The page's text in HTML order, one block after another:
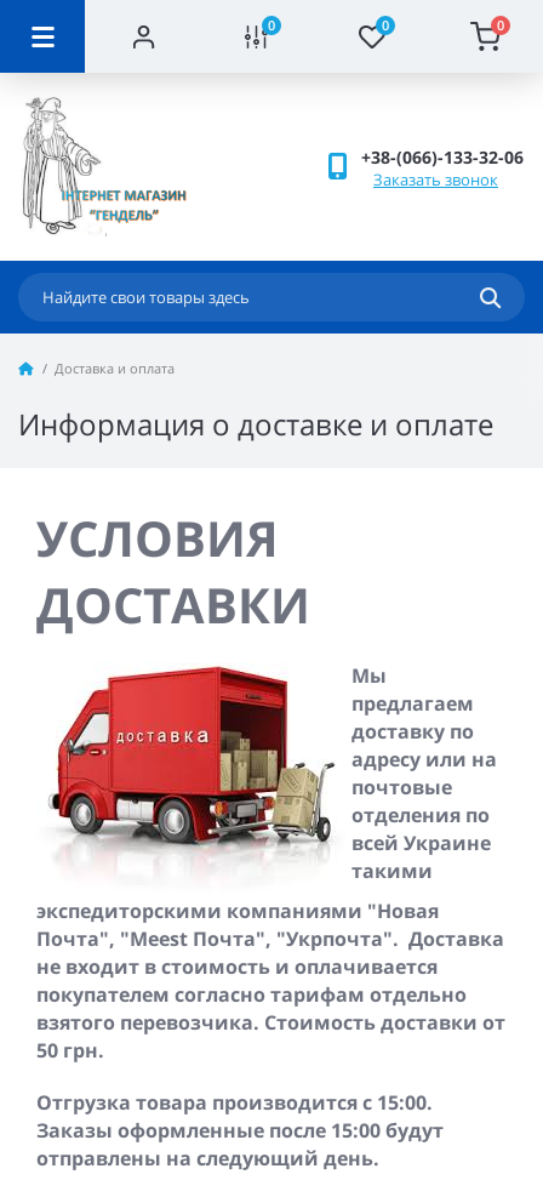
0 0 0
+38-(066)-133-32-06
Заказать звонок
Доставка и оплата
Информация о доставке и оплате
УСЛОВИЯ
ДОСТАВКИ
Мы
предлагаем
доставку по
адресу или на
почтовые
отделения по
всей Украине
такими
экспедиторскими компаниями "Новая
Почта", "Meest Почта", "Укрпочта". Доставка
не входит в стоимость и оплачивается
покупателем согласно тарифам отдельно
взятого перевозчика. Стоимость доставки от
50 грн.
Отгрузка товара производится с 15:00.
Заказы оформленные после 15:00 будут
отправлены на следующий день.